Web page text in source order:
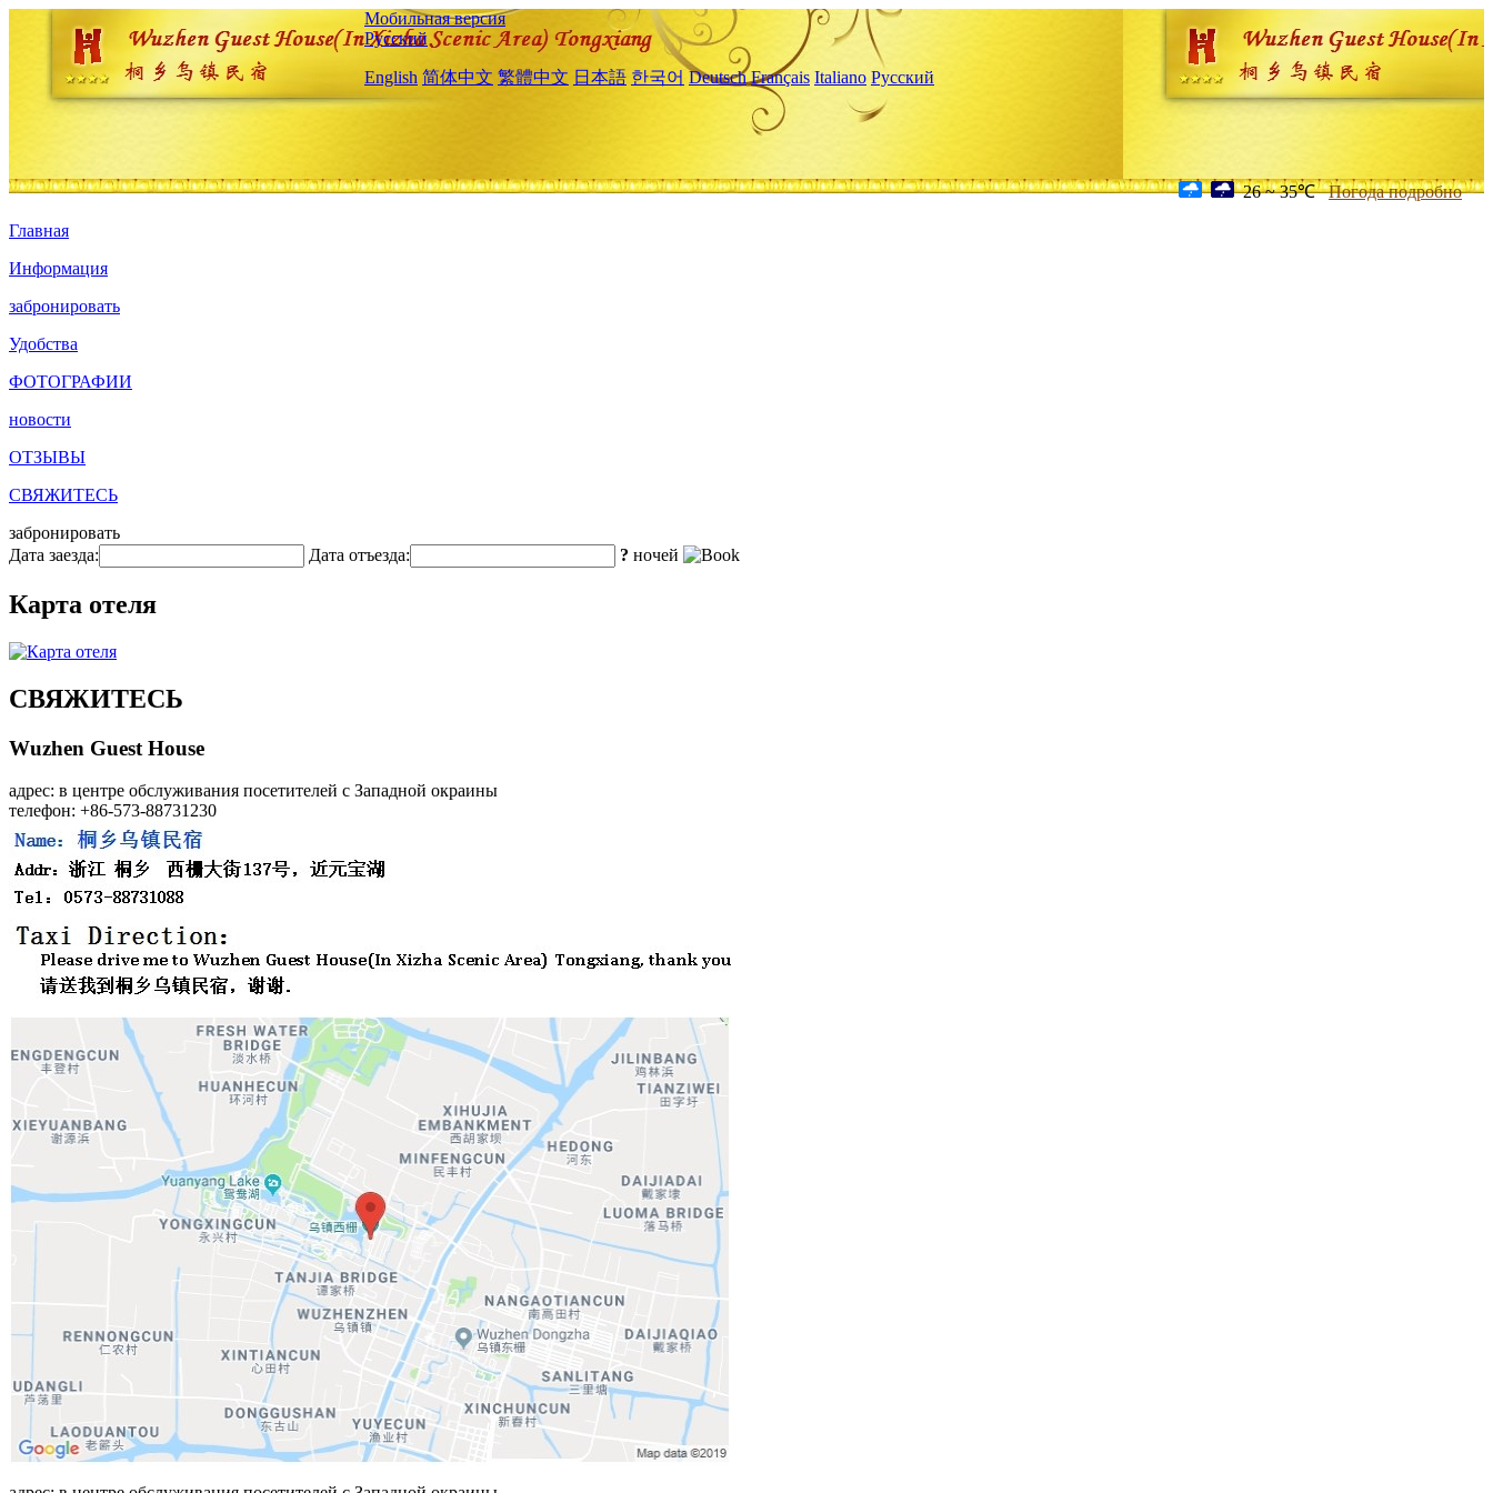
Мобильная версия
Русский
English 简体中文 繁體中文 日本語 한국어 Deutsch Français Italiano Русский
26 ~ 35℃ Погода подробно
Главная
Информация
забронировать
Удобства
ФОТОГРАФИИ
новости
ОТЗЫВЫ
СВЯЖИТЕСЬ
забронировать
Дата заезда:
Дата отъезда: ? ночей
Карта отеля
СВЯЖИТЕСЬ
Wuzhen Guest House
адрес: в центре обслуживания посетителей с Западной окраины
телефон: +86-573-88731230